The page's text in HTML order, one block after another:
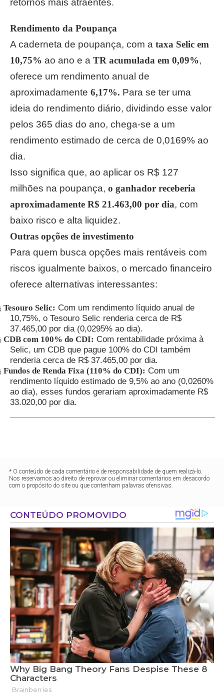
retornos mais atraentes.
Rendimento da Poupança
A caderneta de poupança, com ataxa Selic em
10,75% ao ano e aTR acumulada em 0,09%,
oferece um rendimento anual de
aproximadamente 6,17%. Para se ter uma
ideia do rendimento diário, dividindo esse valor
pelos 365 dias do ano, chega-se a um
rendimento estimado de cerca de 0,0169% ao
dia.
Isso significa que, ao aplicar os R$ 127
milhões na poupança,o ganhador receberia
aproximadamente R$ 21.463,00 por dia, com
baixo risco e alta liquidez.
Outras opções de investimento
Para quem busca opções mais rentáveis com
riscos igualmente baixos, o mercado financeiro
oferece alternativas interessantes:
Tesouro Selic: Com um rendimento líquido anual de
10,75%, o Tesouro Selic renderia cerca de R$
37.465,00 por dia (0,0295% ao dia).
CDB com 100% do CDI: Com rentabilidade próxima à
Selic, um CDB que pague 100% do CDI também
renderia cerca de R$ 37.465,00 por dia.
Fundos de Renda Fixa (110% do CDI): Com um
rendimento líquido estimado de 9,5% ao ano (0,0260%
ao dia), esses fundos gerariam aproximadamente R$
33.020,00 por dia.
* O conteúdo de cada comentário é de responsabilidade de quem realizá-lo.
Nos reservamos ao direito de reprovar ou eliminar comentários em desacordo
com o propósito do site ou que contenham palavras ofensivas.